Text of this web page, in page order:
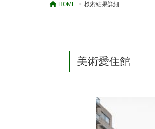
HOME 検索結果詳細
美術愛住館